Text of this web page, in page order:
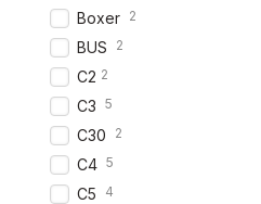
Boxer 2
BUS 2
C2 2
C3 5
C30 2
C4 5
C5 4